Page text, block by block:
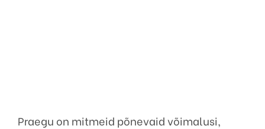
Praegu on mitmeid põnevaid võimalusi,